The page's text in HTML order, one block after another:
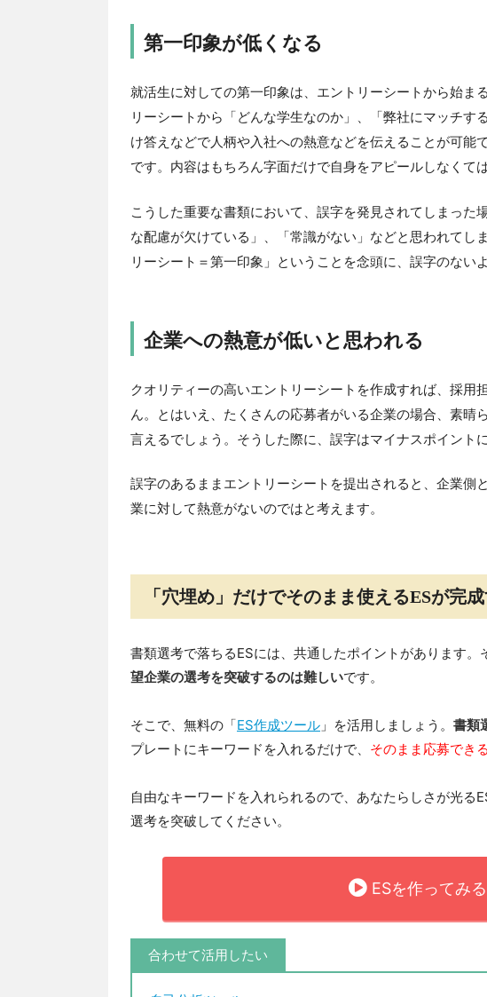
第一印象が低くなる
就活生に対しての第一印象は、エントリーシートから始ま
リーシートから「どんな学生なのか」、「弊社にマッチす
け答えなどで人柄や入社への熱意などを伝えることが可能
です。内容はもちろん字面だけで自身をアピールしなくて
こうした重要な書類において、誤字を発見されてしまった
な配慮が欠けている」、「常識がない」などと思われてし
リーシート＝第一印象」ということを念頭に、誤字のない
企業への熱意が低いと思われる
クオリティーの高いエントリーシートを作成すれば、採用
ん。とはいえ、たくさんの応募者がいる企業の場合、素晴
言えるでしょう。そうした際に、誤字はマイナスポイント
誤字のあるままエントリーシートを提出されると、企業側
業に対して熱意がないのではと考えます。
「穴埋め」だけでそのまま使えるESが完
書類選考で落ちるESには、共通したポイントがあります。
望企業の選考を突破するのは難しいです。
そこで、無料の「ES作成ツール 」を活用しましょう。 書類
プレートにキーワードを入れるだけで、 そのまま応募でき
自由なキーワードを入れられるので、あなたらしさが光る
選考を突破してください。
ESを作ってみる
合わせて活用したい